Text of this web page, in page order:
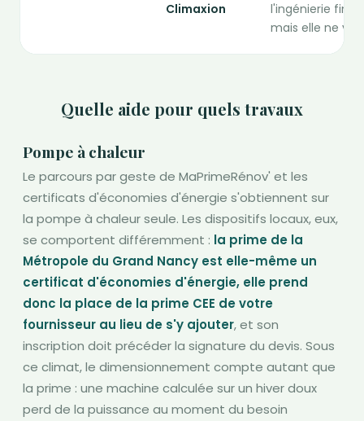
Climaxion
l'ingénierie
mais elle ne
Quelle aide pour quels travaux
Pompe à chaleur
Le parcours par geste de MaPrimeRénov' et les
certificats d'économies d'énergie s'obtiennent sur
la pompe à chaleur seule. Les dispositifs locaux, eux,
se comportent différemment : la prime de la
Métropole du Grand Nancy est elle-même un
certificat d'économies d'énergie, elle prend
donc la place de la prime CEE de votre
fournisseur au lieu de s'y ajouter, et son
inscription doit précéder la signature du devis. Sous
ce climat, le dimensionnement compte autant que
la prime : une machine calculée sur un hiver doux
perd de la puissance au moment du besoin